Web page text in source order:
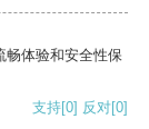
畅体验和安全性保
支持[0] 反对[0]